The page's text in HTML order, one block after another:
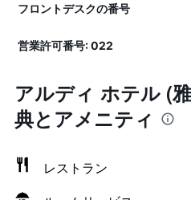
フロントデスクの番号
営業許可番号: 022
アルディ ホテル (
典とアメニティ
レストラン